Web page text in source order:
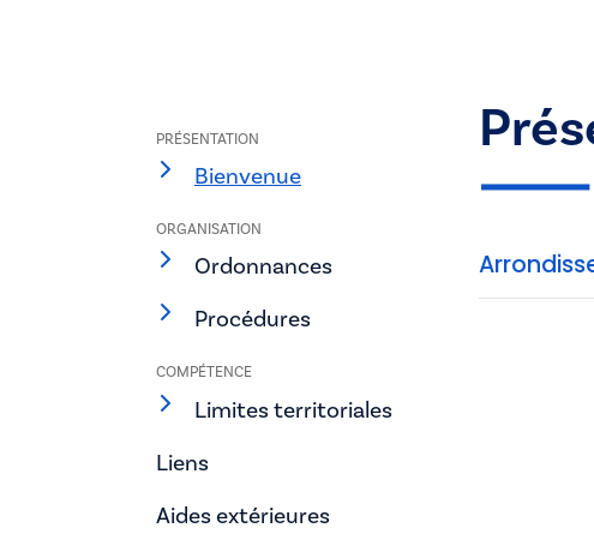
PRÉSENTATION
Bienvenue
ORGANISATION
Ordonnances
Procédures
COMPÉTENCE
Limites territoriales
Liens
Aides extérieures